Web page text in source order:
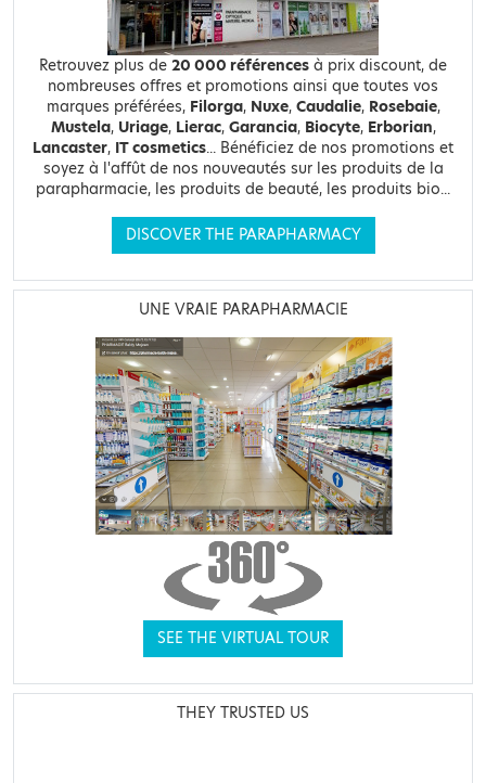
Retrouvez plus de 20 000 références à prix discount, de
nombreuses offres et promotions ainsi que toutes vos
marques préférées, Filorga, Nuxe, Caudalie, Rosebaie,
Mustela, Uriage, Lierac, Garancia, Biocyte, Erborian,
Lancaster, IT cosmetics... Bénéficiez de nos promotions et
soyez à l'affût de nos nouveautés sur les produits de la
parapharmacie, les produits de beauté, les produits bio...
DISCOVER THE PARAPHARMACY
UNE VRAIE PARAPHARMACIE
SEE THE VIRTUAL TOUR
THEY TRUSTED US